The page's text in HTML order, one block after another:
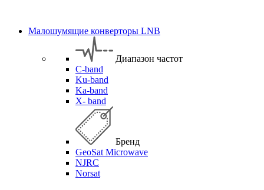
Малошумящие конверторы LNB
Диапазон частот
C-band
Ku-band
Ka-band
X- band
Бренд
GeoSat Microwave
NJRC
Norsat